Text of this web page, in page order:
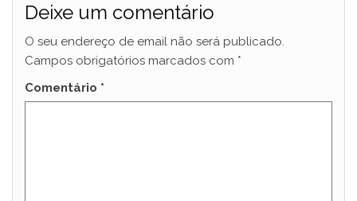
Deixe um comentário
O seu endereço de email não será publicado.
Campos obrigatórios marcados com *
Comentário *